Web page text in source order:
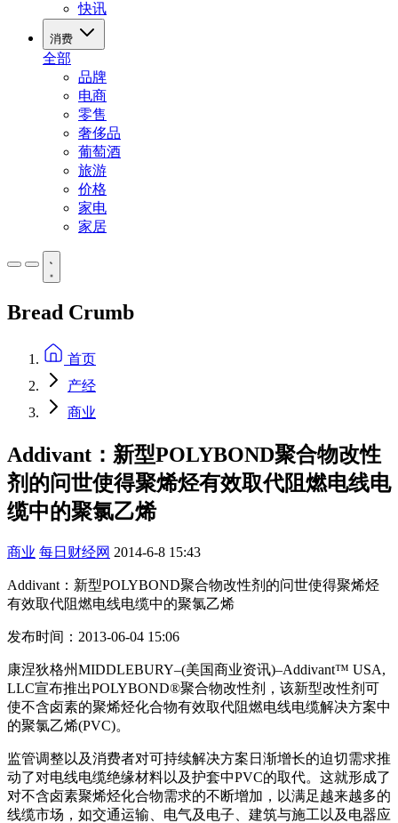
快讯
消费
全部
品牌
电商
零售
奢侈品
葡萄酒
旅游
价格
家电
家居
Bread Crumb
首页
产经
商业
Addivant：新型POLYBOND聚合物改性
剂的问世使得聚烯烃有效取代阻燃电线电
缆中的聚氯乙烯
商业 每日财经网 2014-6-8 15:43
Addivant：新型POLYBOND聚合物改性剂的问世使得聚烯烃
有效取代阻燃电线电缆中的聚氯乙烯
发布时间：2013-06-04 15:06
康涅狄格州MIDDLEBURY–(美国商业资讯)–Addivant™ USA,
LLC宣布推出POLYBOND®聚合物改性剂，该新型改性剂可
使不含卤素的聚烯烃化合物有效取代阻燃电线电缆解决方案中
的聚氯乙烯(PVC)。
监管调整以及消费者对可持续解决方案日渐增长的迫切需求推
动了对电线电缆绝缘材料以及护套中PVC的取代。这就形成了
对不含卤素聚烯烃化合物需求的不断增加，以满足越来越多的
线缆市场，如交通运输、电气及电子、建筑与施工以及电器应